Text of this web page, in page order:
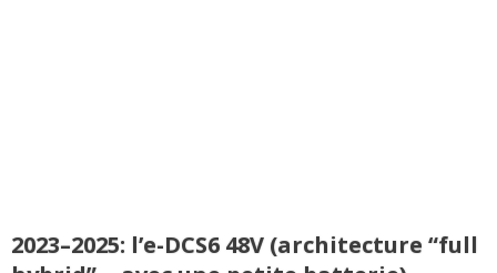
2023–2025: l’e-DCS6 48V (architecture “full